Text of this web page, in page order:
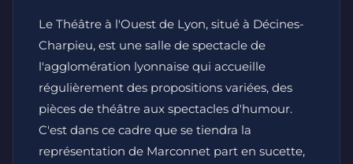
Le Théâtre à l'Ouest de Lyon, situé à Décines-
Charpieu, est une salle de spectacle de
l'agglomération lyonnaise qui accueille
régulièrement des propositions variées, des
pièces de théâtre aux spectacles d'humour.
C'est dans ce cadre que se tiendra la
représentation de Marconnet part en sucette,